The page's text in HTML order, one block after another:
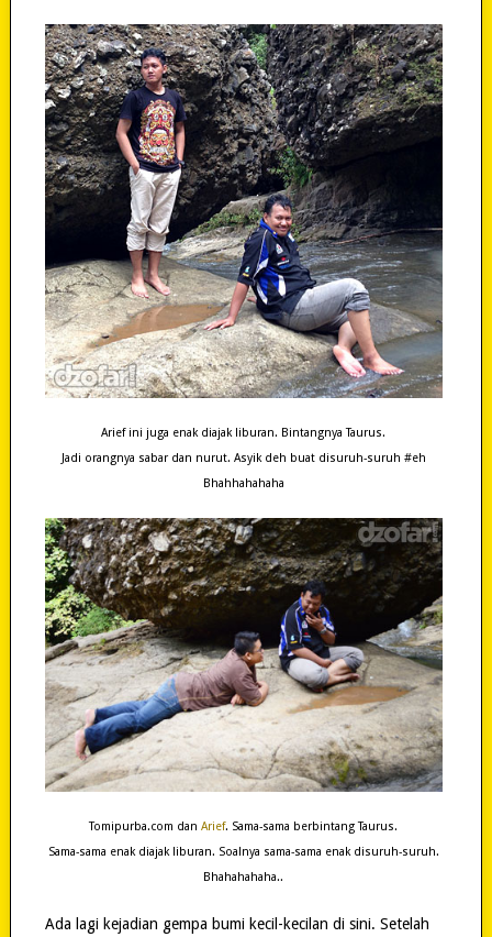
Arief ini juga enak diajak liburan. Bintangnya Taurus.
Jadi orangnya sabar dan nurut. Asyik deh buat disuruh-suruh #eh
Bhahhahahaha
Tomipurba.com danArief. Sama-sama berbintang Taurus.
Sama-sama enak diajak liburan. Soalnya sama-sama enak disuruh-suruh.
Bhahahahaha..
Ada lagi kejadian gempa bumi kecil-kecilan di sini. Setelah